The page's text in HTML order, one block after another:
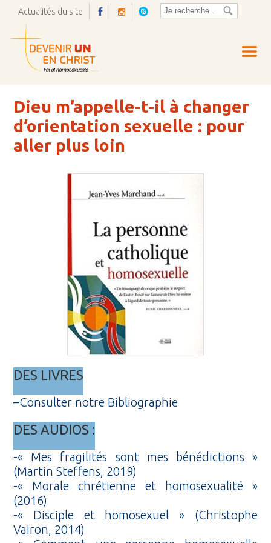
Actualités du site
Dieu m’appelle-t-il à changer
d’orientation sexuelle : pour
aller plus loin
DES LIVRES
–Consulter notre Bibliographie
DES AUDIOS :
-« Mes fragilités sont mes bénédictions »
(Martin Steffens, 2019)
-« Morale chrétienne et homosexualité »
(2016)
-« Disciple et homosexuel » (Christophe
Vairon, 2014)